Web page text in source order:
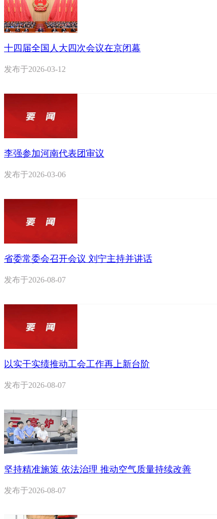
十四届全国人大四次会议在京闭幕
发布于2026-03-12
李强参加河南代表团审议
发布于2026-03-06
省委常委会召开会议 刘宁主持并讲话
发布于2026-08-07
以实干实绩推动工会工作再上新台阶
发布于2026-08-07
坚持精准施策 依法治理 推动空气质量持续改善
发布于2026-08-07